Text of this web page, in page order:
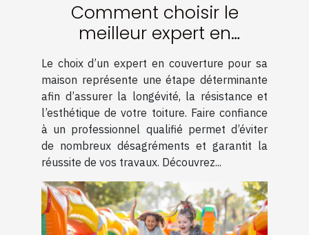
Comment choisir le
meilleur expert en
couverture pour votre
maison
Le choix d’un expert en couverture pour sa
maison représente une étape déterminante
afin d’assurer la longévité, la résistance et
l’esthétique de votre toiture. Faire confiance
à un professionnel qualifié permet d’éviter
de nombreux désagréments et garantit la
réussite de vos travaux. Découvrez...